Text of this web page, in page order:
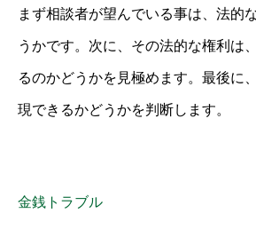
まず相談者が望んでいる事は、法的
うかです。次に、その法的な権利は
るのかどうかを見極めます。最後に
現できるかどうかを判断します。
金銭トラブル